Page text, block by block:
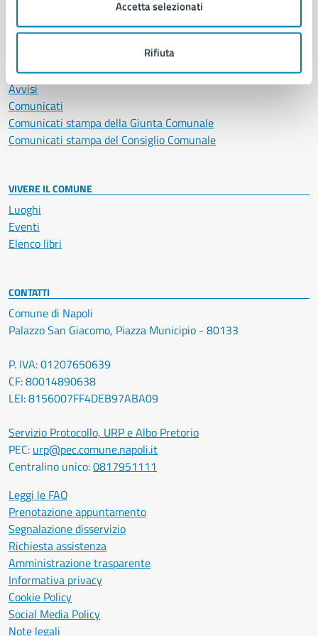
Accetta selezionati
Rifiuta
Notizie
Avvisi
Comunicati
Comunicati stampa della Giunta Comunale
Comunicati stampa del Consiglio Comunale
VIVERE IL COMUNE
Luoghi
Eventi
Elenco libri
CONTATTI
Comune di Napoli
Palazzo San Giacomo, Piazza Municipio - 80133
P. IVA: 01207650639
CF: 80014890638
LEI: 8156007FF4DEB97ABA09
Servizio Protocollo, URP e Albo Pretorio
PEC: urp@pec.comune.napoli.it
Centralino unico:0817951111
Leggi le FAQ
Prenotazione appuntamento
Segnalazione disservizio
Richiesta assistenza
Amministrazione trasparente
Informativa privacy
Cookie Policy
Social Media Policy
Note legali